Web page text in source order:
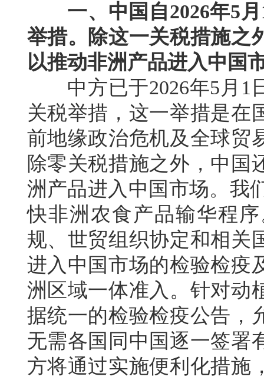
一、中国自2026年5
举措。除这一关税措施之
以推动非洲产品进入中国
中方已于2026年5月1
关税举措，这一举措是在
前地缘政治危机及全球贸
除零关税措施之外，中国
洲产品进入中国市场。我
快非洲农食产品输华程
规、世贸组织协定和相关
进入中国市场的检验检疫
洲区域一体准入。针对动
据统一的检验检疫公告，
无需各国同中国逐一签署
方将通过实施便利化措施